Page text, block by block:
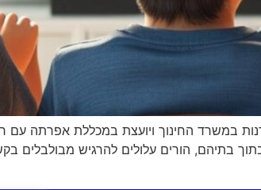
במשרד החינוך ויועצת במכללת אפרתה עם
בתיהם, הורים עלולים להרגיש מבולבלים